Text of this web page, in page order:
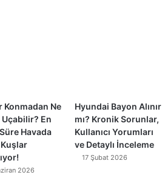
Konmadan Ne
Uçabilir? En
Havada
2026
Hyundai Bayon Alınır
mı? Kronik Sorunlar,
Kullanıcı Yorumları
ve Detaylı İnceleme
17 Şubat 2026